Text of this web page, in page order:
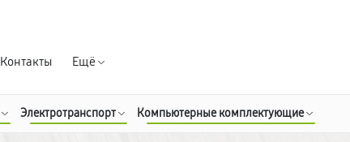
Контакты Ещё
Электротранспорт Компьютерные комплектующие